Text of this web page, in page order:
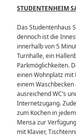
STUDENTENHEIM
Das Studentenhaus
dennoch ist die
innerhalb von 5
Turnhalle, ein
Parkmöglichkeiten.
einen Wohnplatz mit
einem
ausreichend WC’s
Internetzugang.
zum Kochen in
Mensa zur
mit Klavier,